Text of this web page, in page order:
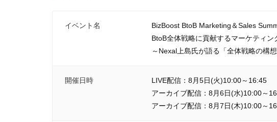
イベント名
BizBoost BtoB Marketing＆Sales
BtoB全体戦略に貢献するマーケティ
～Nexal上島氏が語る「全体戦略の構
開催日時
LIVE配信：8月5日(火)10:00～16:45
アーカイブ配信：8月6日(水)10:00～
アーカイブ配信：8月7日(木)10:00～